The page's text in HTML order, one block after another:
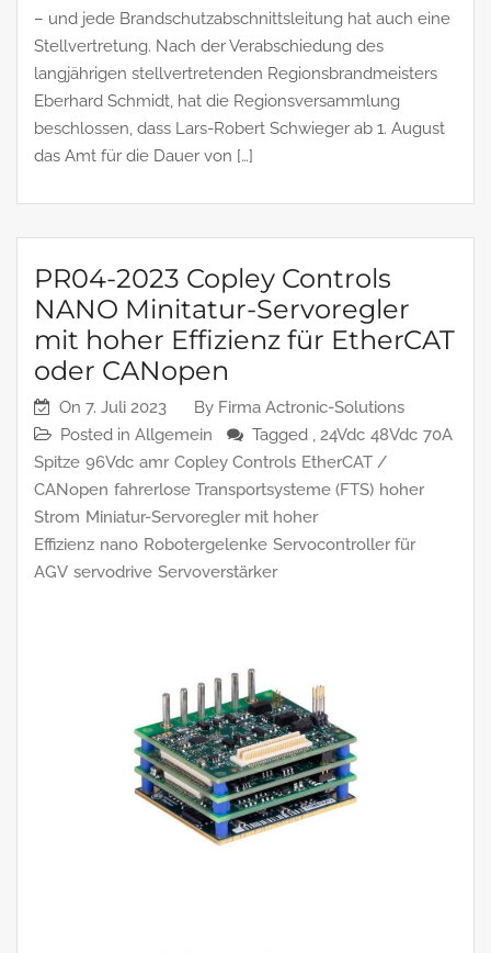
– und jede Brandschutzabschnittsleitung hat auch eine
Stellvertretung. Nach der Verabschiedung des
langjährigen stellvertretenden Regionsbrandmeisters
Eberhard Schmidt, hat die Regionsversammlung
beschlossen, dass Lars-Robert Schwieger ab 1. August
das Amt für die Dauer von […]
PR04-2023 Copley Controls
NANO Minitatur-Servoregler
mit hoher Effizienz für EtherCAT
oder CANopen
On 7. Juli 2023 By Firma Actronic-Solutions
Posted in Allgemein Tagged , 24Vdc 48Vdc 70A
Spitze 96Vdc amr Copley Controls EtherCAT /
CANopen fahrerlose Transportsysteme (FTS) hoher
Strom Miniatur-Servoregler mit hoher
Effizienz nano Robotergelenke Servocontroller für
AGV servodrive Servoverstärker